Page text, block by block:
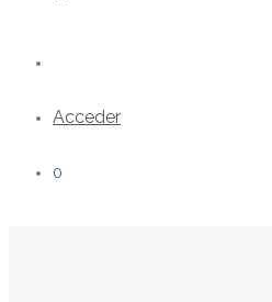
Acceder
0